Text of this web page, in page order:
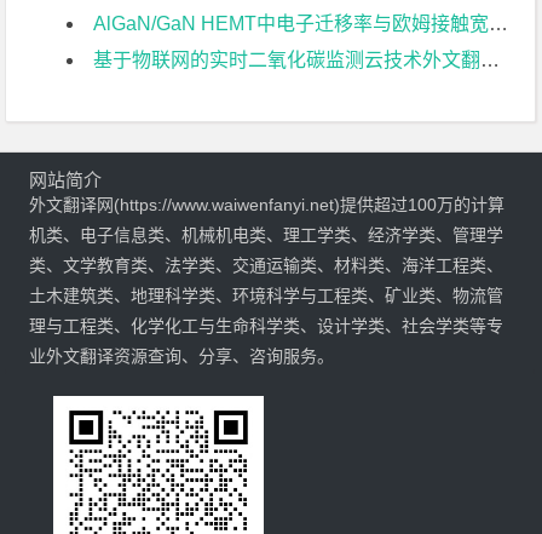
AlGaN/GaN HEMT中电子迁移率与欧姆接触宽度关系的研究外文翻译资料
基于物联网的实时二氧化碳监测云技术外文翻译资料
网站简介
外文翻译网(https://www.waiwenfanyi.net)提供超过100万的计算
机类、电子信息类、机械机电类、理工学类、经济学类、管理学
类、文学教育类、法学类、交通运输类、材料类、海洋工程类、
土木建筑类、地理科学类、环境科学与工程类、矿业类、物流管
理与工程类、化学化工与生命科学类、设计学类、社会学类等专
业外文翻译资源查询、分享、咨询服务。